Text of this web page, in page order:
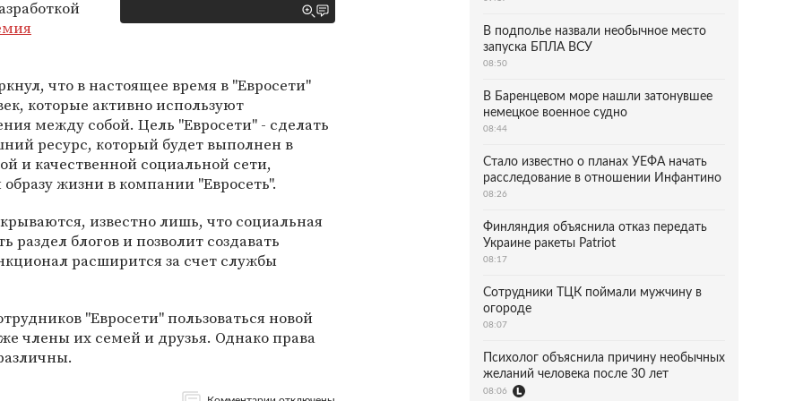
что в настоящее время в "Евросети"
которые активно используют
между собой. Цель "Евросети" - сделать
ресурс, который будет выполнен в
и качественной социальной сети,
жизни в компании "Евросеть".
известно лишь, что социальная
раздел блогов и позволит создавать
расширится за счет службы
"Евросети" пользоваться новой
члены их семей и друзья. Однако права
В подполье назвали необычное место
запуска БПЛА ВСУ
08:50
В Баренцевом море нашли затонувшее
немецкое военное судно
08:44
Стало известно о планах УЕФА начать
расследование в отношении Инфантино
08:26
Финляндия объяснила отказ передать
Украине ракеты Patriot
08:17
Сотрудники ТЦК поймали мужчину в
огороде
08:07
Психолог объяснила причину необычных
желаний человека после 30 лет
08:06